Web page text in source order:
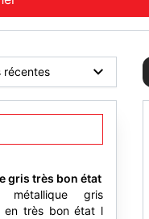
gris très bon état
métallique gris
en très bon état l